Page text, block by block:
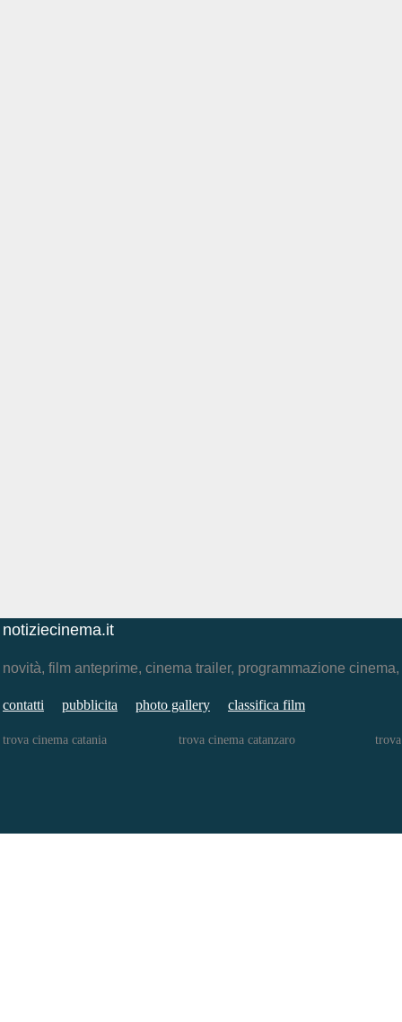
notiziecinema.it
novità, film anteprime, cinema trailer, programmazione
contatti pubblicita photo gallery classifica film
trova cinema catania trova cinema catanzaro